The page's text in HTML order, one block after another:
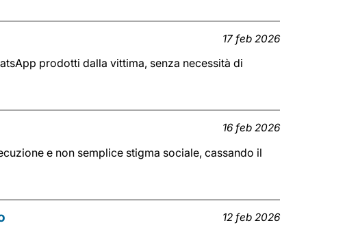
17 feb 2026
prodotti dalla vittima, senza necessità di
16 feb 2026
e non semplice stigma sociale, cassando il
12 feb 2026